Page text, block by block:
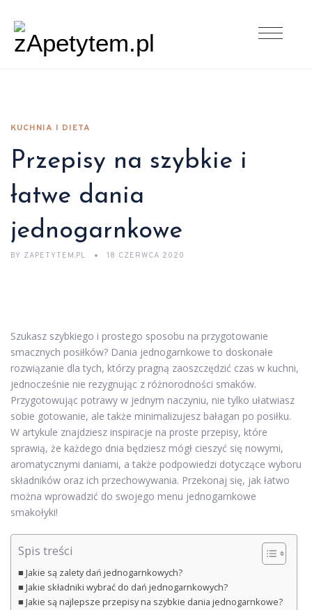
KUCHNIA I DIETA
Przepisy na szybkie i
łatwe dania
jednogarnkowe
BY ZAPETYTEM.PL 18 CZERWCA 2020
Szukasz szybkiego i prostego sposobu na przygotowanie
smacznych posiłków? Dania jednogarnkowe to doskonałe
rozwiązanie dla tych, którzy pragną zaoszczędzić czas w kuchni,
jednocześnie nie rezygnując z różnorodności smaków.
Przygotowując potrawy w jednym naczyniu, nie tylko ułatwiasz
sobie gotowanie, ale także minimalizujesz bałagan po posiłku.
W artykule znajdziesz inspiracje na proste przepisy, które
sprawią, że każdego dnia będziesz mógł cieszyć się nowymi,
aromatycznymi daniami, a także podpowiedzi dotyczące wyboru
składników oraz ich przechowywania. Przekonaj się, jak łatwo
można wprowadzić do swojego menu jednogarnkowe
smakołyki!
Spis treści
Jakie są zalety dań jednogarnkowych?
Jakie składniki wybrać do dań jednogarnkowych?
Jakie są najlepsze przepisy na szybkie dania jednogarnkowe?